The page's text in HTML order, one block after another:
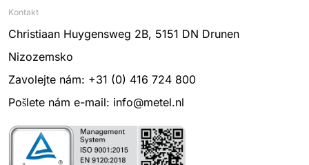
Kontakt
Christiaan Huygensweg 2B, 5151 DN Drunen
Nizozemsko
Zavolejte nám: +31 (0) 416 724 800
Pošlete nám e-mail: info@metel.nl